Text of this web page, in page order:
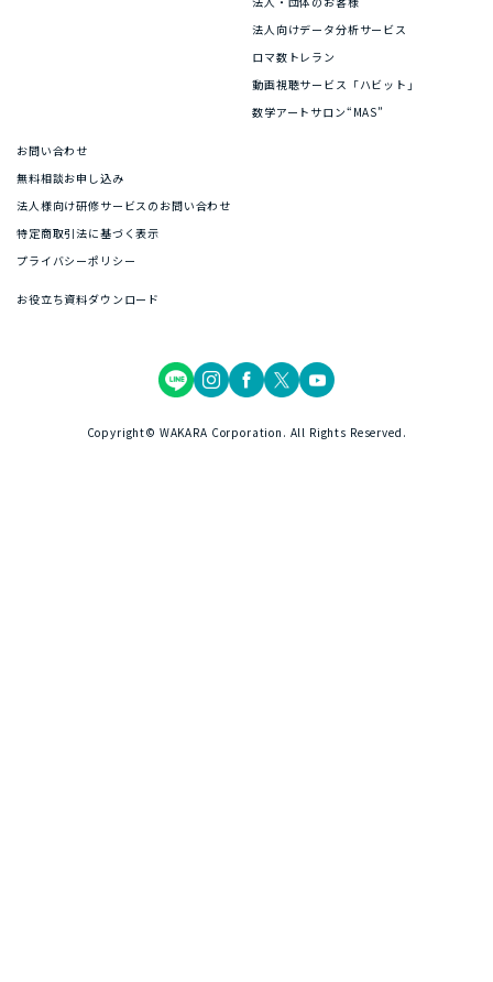
法人向けデータ分析サービス
ロマ数トレラン
動画視聴サービス「ハビット」
数学アートサロン“MAS”
お問い合わせ
無料相談お申し込み
法人様向け研修サービスのお問い合わせ
特定商取引法に基づく表示
プライバシーポリシー
お役立ち資料ダウンロード
Copyright© WAKARA Corporation. All Rights Reserved.